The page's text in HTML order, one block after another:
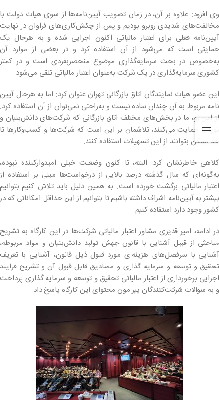
وی افزود: علاوه بر آن، در زمان تصویب آیین‌نامه‌ها از سوی هیات دولت با
مخالفت‌های شدیدی روبرو بودیم و پس از چکش‌کاری‌های فراوان در نهایت
آیین‌نامه فعلی برای اعتبار مالیاتی اکنون اجرایی شده و به هرحال یک
حمایتی است که می‌شود از آن استفاده کرد و در بعضی از موارد آن
به‌خصوص در بحث سرمایه‌گذاری موضوع منحصربفردی است و در کمتر
کشوری سرمایه‌گذاری در یک شرکت به‌عنوان اعتبار مالیاتی تلقی می‌شود.
این عضو هیات نمایندگان اتاق بازرگانی تهران عنوان کرد: اما به هرحال آیین
نامه مربوط به آن چندان ساده نیست و به‌راحتی نمی‌توان از آن استفاده کرد.
از این رو، ما در بخش‌های مختلف اتاق بازرگانی که شرکت‌های دانش‌بنیان و
نوپا را حمایت می‌کنند، تلاشمان بر این است که شرکت‌ها و کسب‌وکارها تا
حد ممکن بتوانند از این تسهیلات استفاده کنند.
کلاهی خاطرنشان کرد: البته، تا کنون وضعیت خیلی امیدوارکننده نبوده،
به‌گونه‌ای که سال گذشته درصد بالایی از درخواست‌ها مبنی بر استفاده از
اعتبار مالیاتی برگشت خورده است. به همین دلیل باید تلاش کنیم بتوانیم
بیشتر به آیین‌نامه اشراف داشته باشیم تا بتوانیم از این حداقل امکاناتی که در
کشور وجود دارد استفاده کنیم.
در ادامه، امیر قدیری مشاور اعتبار مالیاتی شرکت‌ها در این کارگاه به تشریح
مباحثی از قبیل آشنایی با قانون جهش تولید دانش‌بنیان و مواد مربوطه،
آشنایی با سرفصل‌های هزینه‌ای مورد قبول ذیل قانون، آشنایی با تعریف
تحقیق و توسعه و سرمایه گذاری و مصادیق قابل قبول آن و تشریح فرایند
اجرایی برخورداری از اعتبار مالیاتی تحقیق و توسعه و سرمایه گذاری پرداخت
و به سوالات شرکت‌کنندگان پیرامون محتوای این کارگاه پاسخ داد.